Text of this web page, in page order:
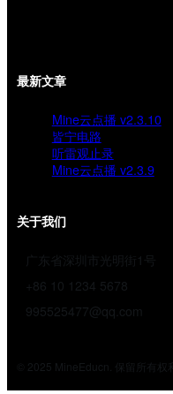
最新文章
Mine云点播 v2.3.10
皆宁电路
听雷观止录
Mine云点播 v2.3.9
关于我们
广东省深圳市光明街1号
+86 10 1234 5678
995525477@qq.com
© 2025 MineEducn. 保留所有权利